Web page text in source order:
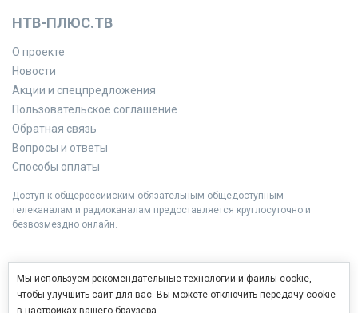
НТВ-ПЛЮС.ТВ
О проекте
Новости
Акции и спецпредложения
Пользовательское соглашение
Обратная связь
Вопросы и ответы
Способы оплаты
Доступ к общероссийским обязательным общедоступным
телеканалам и радиоканалам предоставляется круглосуточно и
безвозмездно онлайн.
Мы используем рекомендательные технологии и файлы cookie,
чтобы улучшить сайт для вас. Вы можете отключить передачу cookie
в настройках вашего браузера